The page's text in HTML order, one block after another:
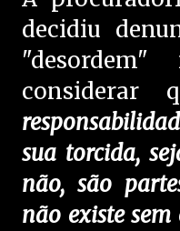
decidiu
considerar
sua torcida,
não, são
não existe